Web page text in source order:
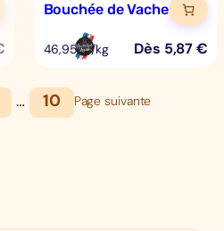
Bouchée de Vache
46,95 €/kg Dès 5,87€
… 10 Page suivante